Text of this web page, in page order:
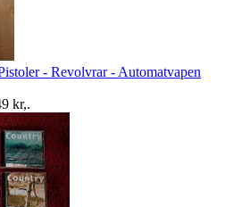
- Revolvrar - Automatvapen
kr,.